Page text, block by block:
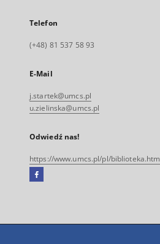
Telefon
(+48) 81 537 58 93
E-Mail
j.startek@umcs.pl
u.zielinska@umcs.pl
Odwiedź nas!
https://www.umcs.pl/pl/biblioteka.htm
Facebook
się